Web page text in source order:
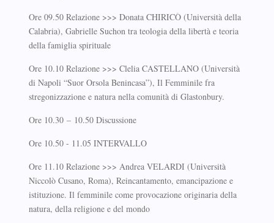
Ore 09.50 Relazione >>> Donata CHIRICÒ (Università della
Calabria), Gabrielle Suchon tra teologia della libertà e teoria
della famiglia spirituale
Ore 10.10 Relazione >>> Clelia CASTELLANO (Università
di Napoli “Suor Orsola Benincasa”), Il Femminile fra
stregonizzazione e natura nella comunità di Glastonbury.
Ore 10.30 – 10.50 Discussione
Ore 10.50 - 11.05 INTERVALLO
Ore 11.10 Relazione >>> Andrea VELARDI (Università
Niccolò Cusano, Roma), Reincantamento, emancipazione e
istituzione. Il femminile come provocazione originaria della
natura, della religione e del mondo